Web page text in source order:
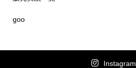
goo
Instagram